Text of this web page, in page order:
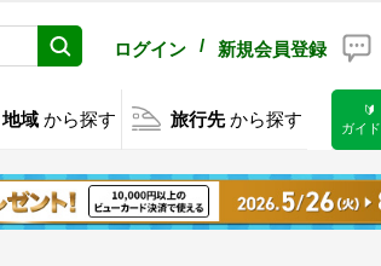
ログイン / 新規会員登録
地域 から探す 旅行先 から探す
🔰
ガイド